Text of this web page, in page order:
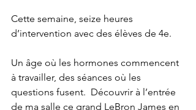
Cette semaine, seize heures
d’intervention avec des élèves de 4e.
Un âge où les hormones commencent
à travailler, des séances où les
questions fusent.  Découvrir à l’entrée
de ma salle ce grand LeBron James en